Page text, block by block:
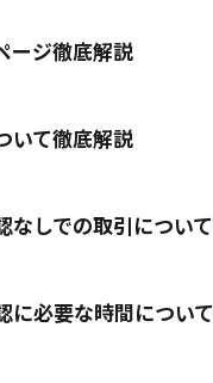
ージ徹底解説
いて徹底解説
なしでの取引について
に必要な時間について